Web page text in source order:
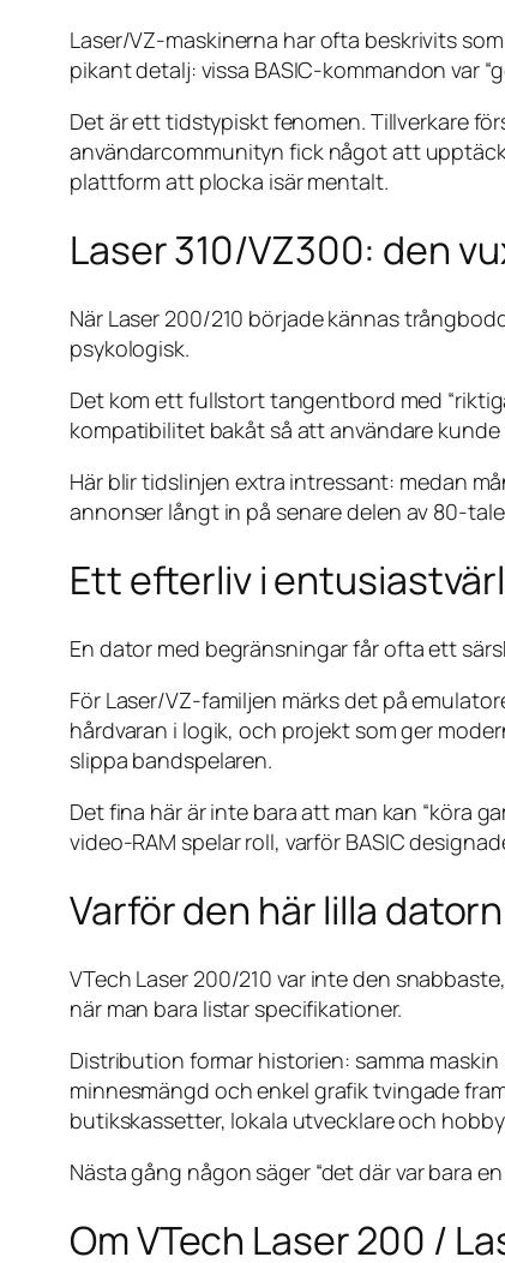
Laser/VZ-maskinerna har ofta beskrivits
pikant detalj: vissa BASIC-kommandon var
Det är ett tidstypiskt fenomen. Tillverkare
användarcommunityn fick något att
plattform att plocka isär mentalt.
Laser 310/VZ300: den
När Laser 200/210 började kännas
psykologisk.
Det kom ett fullstort tangentbord med
kompatibilitet bakåt så att användare
Här blir tidslinjen extra intressant: medan
annonser långt in på senare delen av 80-
Ett efterliv i
En dator med begränsningar får ofta ett
För Laser/VZ-familjen märks det på
hårdvaran i logik, och projekt som ger
slippa bandspelaren.
Det fina här är inte bara att man kan “köra
video-RAM spelar roll, varför BASIC
Varför den här lilla
VTech Laser 200/210 var inte den
när man bara listar specifikationer.
Distribution formar historien: samma
minnesmängd och enkel grafik tvingade
butikskassetter, lokala utvecklare och
Nästa gång någon säger “det där var bara
Om VTech Laser 200 /